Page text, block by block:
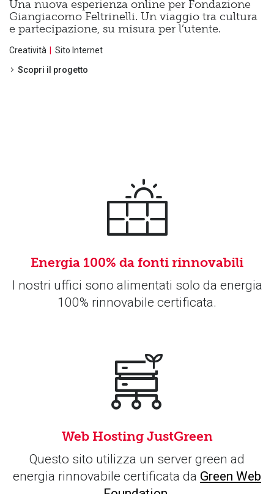
Una nuova esperienza online per Fondazione
Giangiacomo Feltrinelli. Un viaggio tra cultura
e partecipazione, su misura per l’utente.
Creatività
Sito Internet
Scopri il progetto
Energia 100% da fonti rinnovabili
I nostri uffici sono alimentati solo da energia
100% rinnovabile certificata.
Web Hosting JustGreen
Questo sito utilizza un server green ad
energia rinnovabile certificata da Green Web